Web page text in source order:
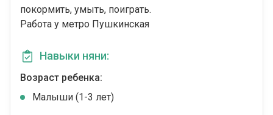
покормить, умыть, поиграть.
Работа у метро Пушкинская
Навыки няни:
Возраст ребенка:
Малыши (1-3 лет)